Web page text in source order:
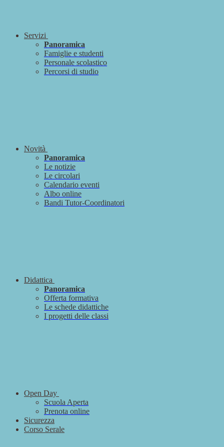
Servizi
Panoramica
Famiglie e studenti
Personale scolastico
Percorsi di studio
Novità
Panoramica
Le notizie
Le circolari
Calendario eventi
Albo online
Bandi Tutor-Coordinatori
Didattica
Panoramica
Offerta formativa
Le schede didattiche
I progetti delle classi
Open Day
Scuola Aperta
Prenota online
Sicurezza
Corso Serale